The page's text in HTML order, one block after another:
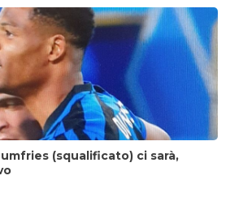
(squalificato) ci sarà,